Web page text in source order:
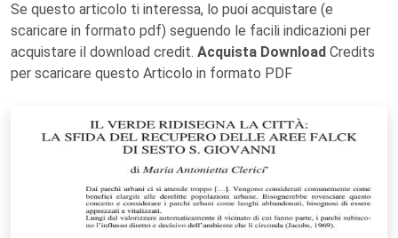
Se questo articolo ti interessa, lo puoi acquistare (e
scaricare in formato pdf) seguendo le facili indicazioni per
acquistare il download credit. Acquista Download Credits
per scaricare questo Articolo in formato PDF